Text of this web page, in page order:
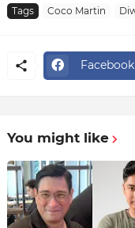
Tags Coco Martin
Facebook
You might like